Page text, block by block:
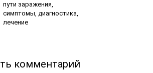
пути заражения,
симптомы, диагностика,
лечение
комментарий